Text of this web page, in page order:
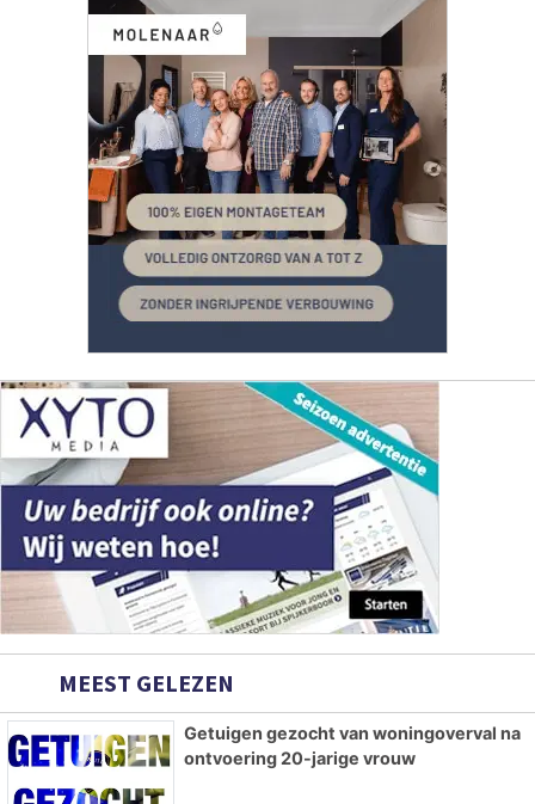
MEEST GELEZEN
Getuigen gezocht van woningoverval na
ontvoering 20-jarige vrouw